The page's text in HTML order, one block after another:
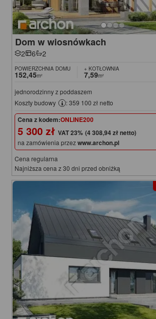
Dom w wiosnówkach
2 6 2
POWIERZCHNIA DOMU
152,45m²
+ KOTŁOWNIA
7,59m²
jednorodzinny z poddaszem
Koszty budowy
: 359 100 zł netto
Cena z kodem:ONLINE200
5 300 zł (4 308,94 zł netto)
na zamówienia przezwww.archon.pl
Cena regularna
Najniższa cena z 30 dni przed obniżką